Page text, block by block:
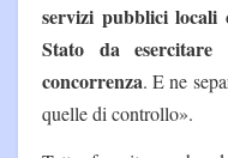
servizi pubblici locali
Stato da
concorrenza. E ne
quelle di controllo».